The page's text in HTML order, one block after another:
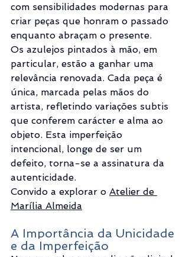
com sensibilidades modernas para
criar peças que honram o passado
enquanto abraçam o presente.
Os azulejos pintados à mão, em
particular, estão a ganhar uma
relevância renovada. Cada peça é
única, marcada pelas mãos do
artista, refletindo variações subtis
que conferem carácter e alma ao
objeto. Esta imperfeição
intencional, longe de ser um
defeito, torna-se a assinatura da
autenticidade.
Convido a explorar o Atelier de
Marília Almeida
A Importância da Unicidade
e da Imperfeição